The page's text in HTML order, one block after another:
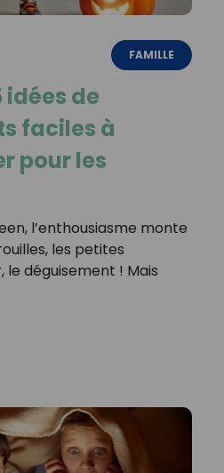
FAMILLE
idées de
faciles à
pour les
l’enthousiasme monte
les petites
le déguisement ! Mais